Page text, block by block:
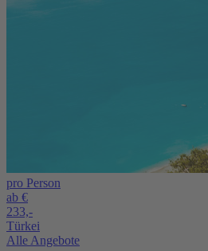
pro Person
ab €
233,-
Türkei
Alle Angebote